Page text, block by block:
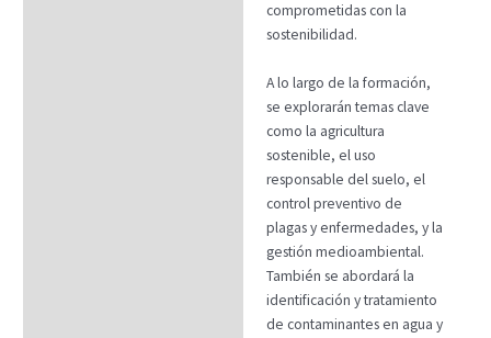
comprometidas con la
sostenibilidad.
A lo largo de la formación,
se explorarán temas clave
como la agricultura
sostenible, el uso
responsable del suelo, el
control preventivo de
plagas y enfermedades, y la
gestión medioambiental.
También se abordará la
identificación y tratamiento
de contaminantes en agua y